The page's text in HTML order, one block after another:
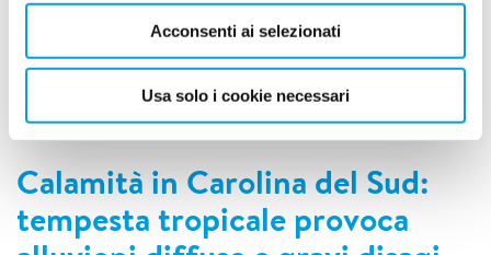
Acconsenti ai selezionati
Usa solo i cookie necessari
Sicilia, che mantiene il triste primato italiano per la
superficie di territorio colpita dal fuoco.
Calamità in Carolina del Sud:
tempesta tropicale provoca